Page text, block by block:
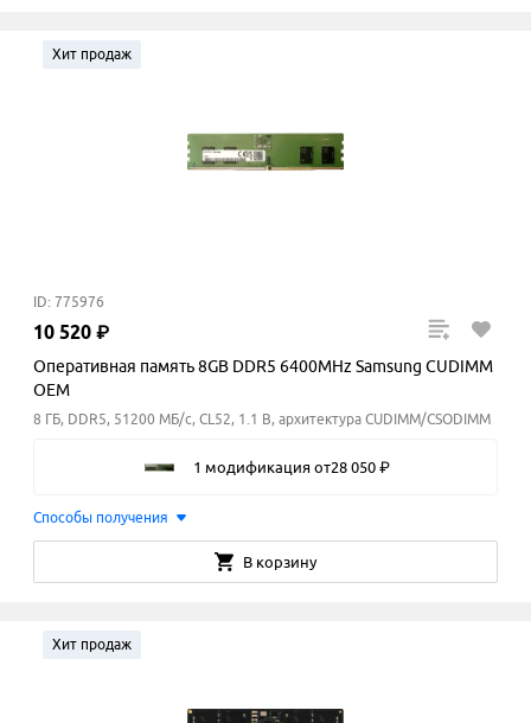
Хит продаж
ID: 775976
10 520 ₽
Оперативная память 8GB DDR5 6400MHz Samsung CUDIMM
OEM
8 ГБ, DDR5, 51200 МБ/с, CL52, 1.1 В, архитектура CUDIMM/CSODIMM
1 модификация от28 050 ₽
Способы получения
В корзину
Хит продаж